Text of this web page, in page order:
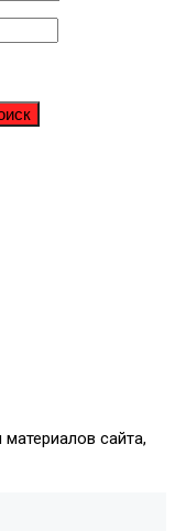
сайта,